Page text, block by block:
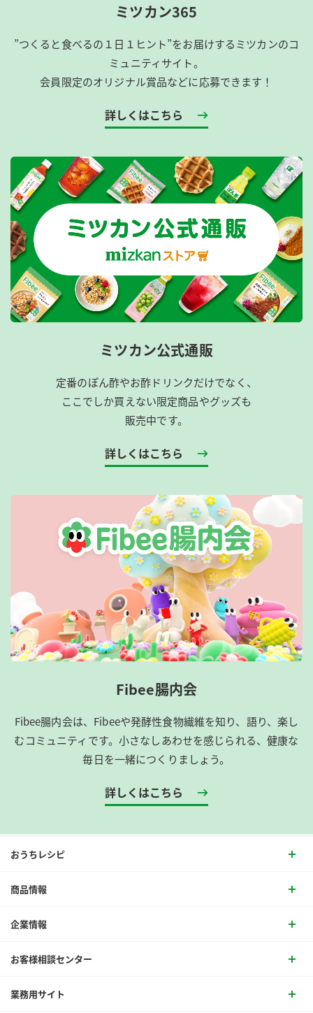
ミツカン365
”つくると食べるの１日１ヒント”をお届けするミツカンのコ
ミュニティサイト。
会員限定のオリジナル賞品などに応募できます！
詳しくはこちら
ミツカン公式通販
定番のぽん酢やお酢ドリンクだけでなく、
ここでしか買えない限定商品やグッズも
販売中です。
詳しくはこちら
Fibee腸内会
Fibee腸内会は、​Fibeeや発酵性食物繊維を知り、語り、楽し
むコミュニティです。​小さなしあわせを感じられる、健康な
毎日を一緒につくりましょう。
詳しくはこちら
おうちレシピ
商品情報
企業情報
お客様相談センター
業務用サイト